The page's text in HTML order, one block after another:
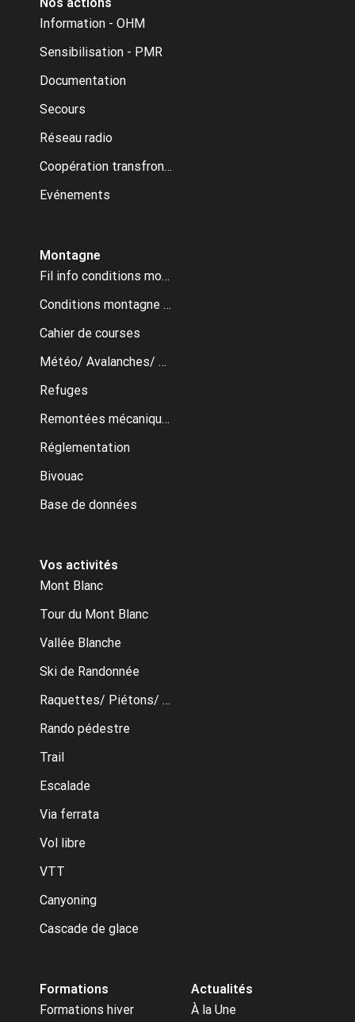
Information - OHM
Sensibilisation - PMR
Documentation
Secours
Réseau radio
Coopération transfrontalière
Evénements
Montagne
Fil info conditions montagne
Conditions montagne archive
Cahier de courses
Météo/ Avalanches/ Webcams
Refuges
Remontées mécaniques
Réglementation
Bivouac
Base de données
Vos activités
Mont Blanc
Tour du Mont Blanc
Vallée Blanche
Ski de Randonnée
Raquettes/ Piétons/ Ski de fond
Rando pédestre
Trail
Escalade
Via ferrata
Vol libre
VTT
Canyoning
Cascade de glace
Formations
Formations hiver
Actualités
À la Une